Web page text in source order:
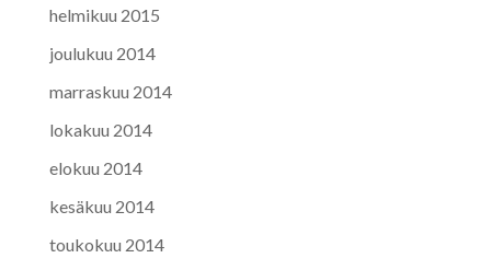
helmikuu 2015
joulukuu 2014
marraskuu 2014
lokakuu 2014
elokuu 2014
kesäkuu 2014
toukokuu 2014